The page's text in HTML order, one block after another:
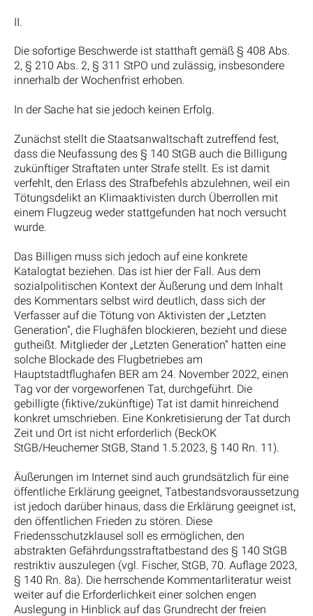
II.
Die sofortige Beschwerde ist statthaft gemäß § 408 Abs.
2, § 210 Abs. 2, § 311 StPO und zulässig, insbesondere
innerhalb der Wochenfrist erhoben.
In der Sache hat sie jedoch keinen Erfolg.
Zunächst stellt die Staatsanwaltschaft zutreffend fest,
dass die Neufassung des § 140 StGB auch die Billigung
zukünftiger Straftaten unter Strafe stellt. Es ist damit
verfehlt, den Erlass des Strafbefehls abzulehnen, weil ein
Tötungsdelikt an Klimaaktivisten durch Überrollen mit
einem Flugzeug weder stattgefunden hat noch versucht
wurde.
Das Billigen muss sich jedoch auf eine konkrete
Katalogtat beziehen. Das ist hier der Fall. Aus dem
sozialpolitischen Kontext der Äußerung und dem Inhalt
des Kommentars selbst wird deutlich, dass sich der
Verfasser auf die Tötung von Aktivisten der „Letzten
Generation“, die Flughäfen blockieren, bezieht und diese
gutheißt. Mitglieder der „Letzten Generation“ hatten eine
solche Blockade des Flugbetriebes am
Hauptstadtflughafen BER am 24. November 2022, einen
Tag vor der vorgeworfenen Tat, durchgeführt. Die
gebilligte (fiktive/zukünftige) Tat ist damit hinreichend
konkret umschrieben. Eine Konkretisierung der Tat durch
Zeit und Ort ist nicht erforderlich (BeckOK
StGB/Heuchemer StGB, Stand 1.5.2023, § 140 Rn. 11).
Äußerungen im Internet sind auch grundsätzlich für eine
öffentliche Erklärung geeignet, Tatbestandsvoraussetzung
ist jedoch darüber hinaus, dass die Erklärung geeignet ist,
den öffentlichen Frieden zu stören. Diese
Friedensschutzklausel soll es ermöglichen, den
abstrakten Gefährdungsstraftatbestand des § 140 StGB
restriktiv auszulegen (vgl. Fischer, StGB, 70. Auflage 2023,
§ 140 Rn. 8a). Die herrschende Kommentarliteratur weist
weiter auf die Erforderlichkeit einer solchen engen
Auslegung in Hinblick auf das Grundrecht der freien